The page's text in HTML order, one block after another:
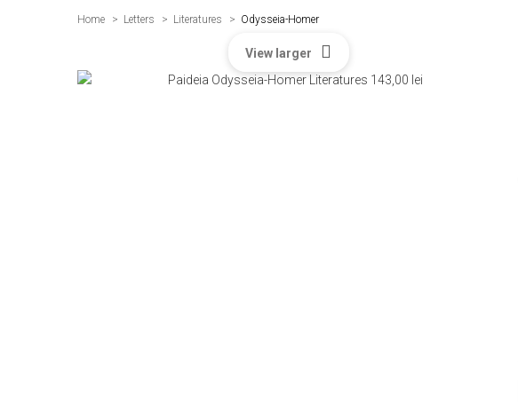
Home Letters > Literatures > Odysseia-Homer
View larger